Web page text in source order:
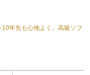
年先も心地よく。高級ソフ